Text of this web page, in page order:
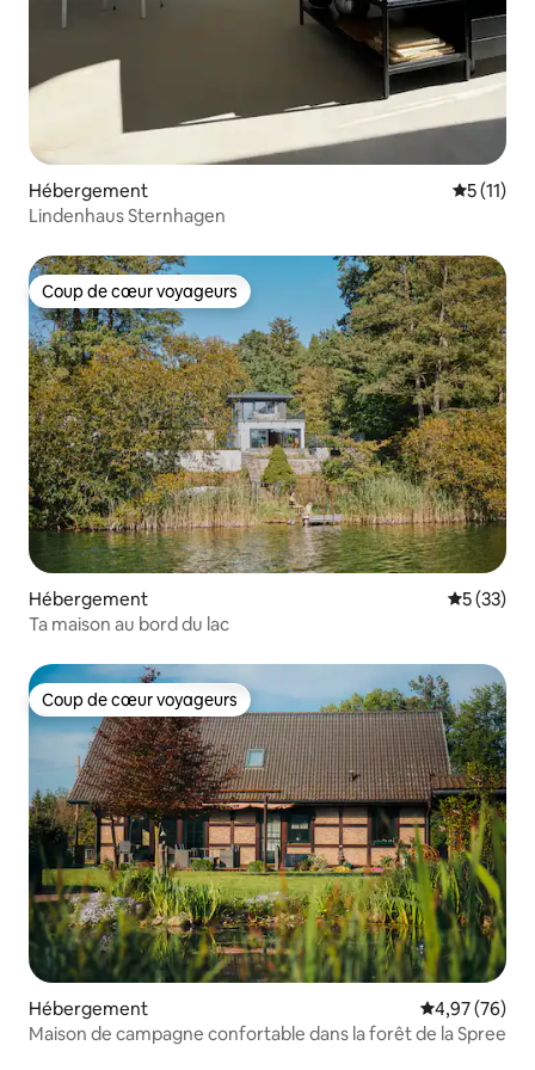
Hébergement
5 (11)
Lindenhaus Sternhagen
Coup de cœur voyageurs
Coup de cœur voyageurs
Hébergement
5 (33)
Ta maison au bord du lac
Coup de cœur voyageurs
Coup de cœur voyageurs
Hébergement Évaluation
4,97 (76)
Maison de campagne confortable dans la forêt de la Spree